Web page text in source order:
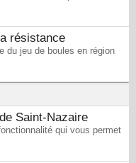
résistance
du jeu de boules en région
Saint-Nazaire
qui vous permet